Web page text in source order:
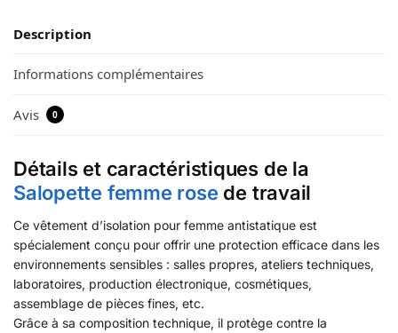
Description
Informations complémentaires
Avis 0
Détails et caractéristiques de la
Salopette femme rose de travail
Ce vêtement d’isolation pour femme antistatique est
spécialement conçu pour offrir une protection efficace dans les
environnements sensibles : salles propres, ateliers techniques,
laboratoires, production électronique, cosmétiques,
assemblage de pièces fines, etc.
Grâce à sa composition technique, il protège contre la